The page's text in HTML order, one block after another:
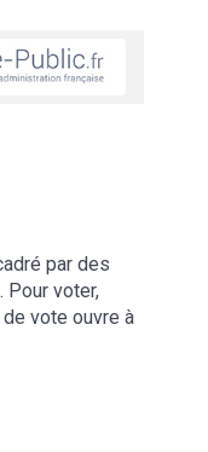
par des
Pour voter,
vote ouvre à